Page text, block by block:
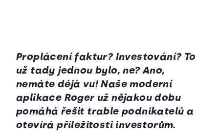
Proplácení faktur? Investování? To
už tady jednou bylo, ne? Ano,
nemáte déjà vu! Naše moderní
aplikace Roger už nějakou dobu
pomáhá řešit trable podnikatelů a
otevírá příležitosti investorům.